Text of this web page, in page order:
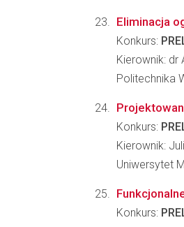
Eliminacja
Konkurs:
Kierownik: dr
Politechnika
Konkurs:
Kierownik:
Uniwersytet
Konkurs: